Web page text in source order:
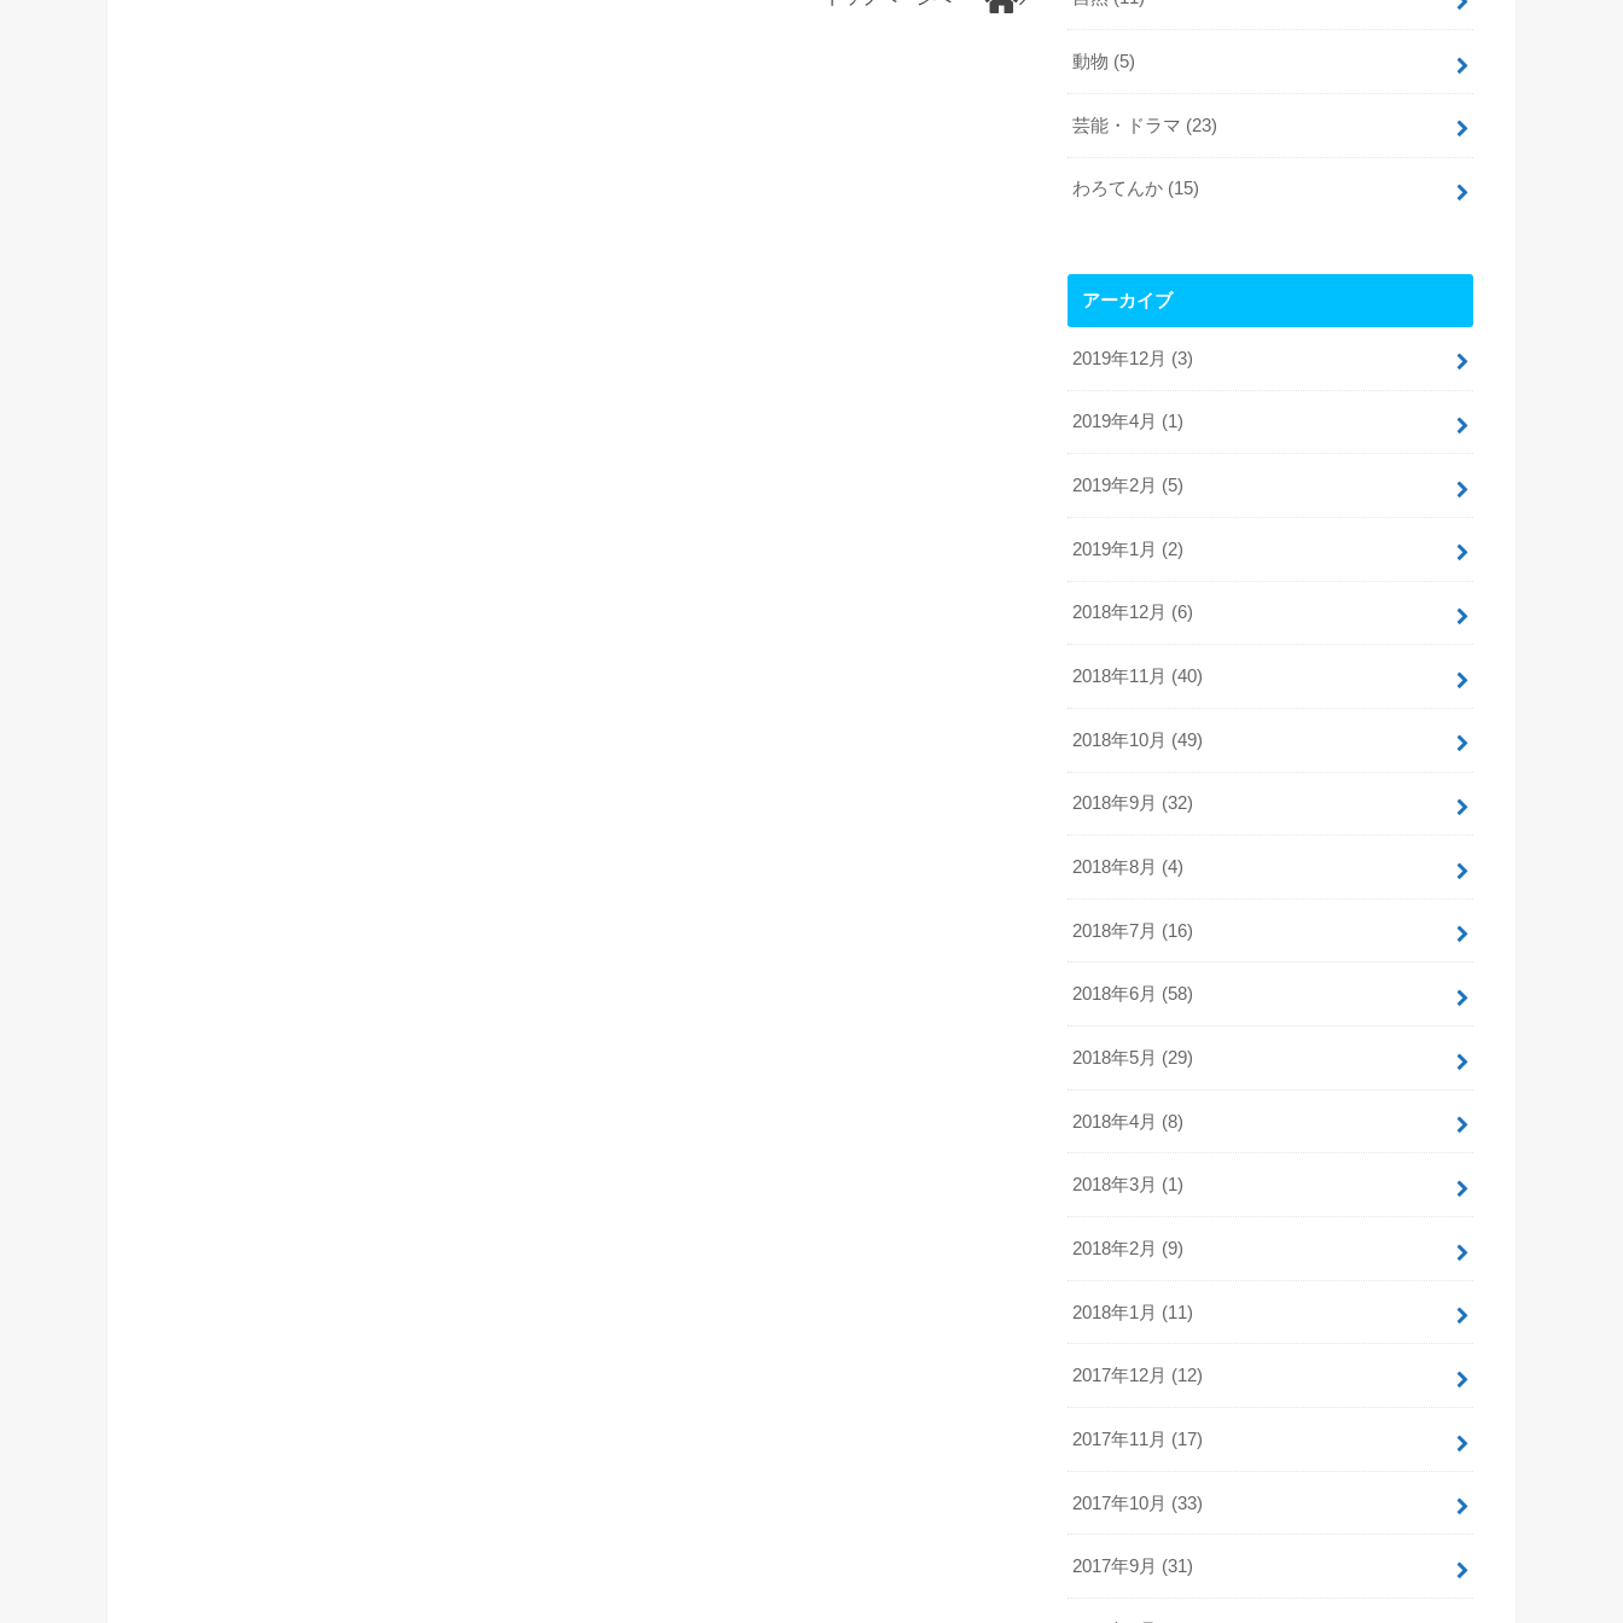
動物 (5)
芸能・ドラマ (23)
わろてんか (15)
アーカイブ
2019年12月 (3)
2019年4月 (1)
2019年2月 (5)
2019年1月 (2)
2018年12月 (6)
2018年11月 (40)
2018年10月 (49)
2018年9月 (32)
2018年8月 (4)
2018年7月 (16)
2018年6月 (58)
2018年5月 (29)
2018年4月 (8)
2018年3月 (1)
2018年2月 (9)
2018年1月 (11)
2017年12月 (12)
2017年11月 (17)
2017年10月 (33)
2017年9月 (31)